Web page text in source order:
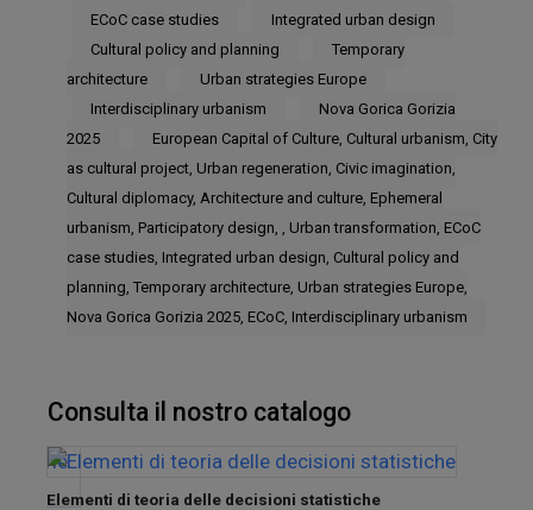
ECoC case studies
Integrated urban design
Cultural policy and planning
Temporary
architecture
Urban strategies Europe
Interdisciplinary urbanism
Nova Gorica Gorizia
2025
European Capital of Culture, Cultural urbanism, City
as cultural project, Urban regeneration, Civic imagination,
Cultural diplomacy, Architecture and culture, Ephemeral
urbanism, Participatory design, , Urban transformation, ECoC
case studies, Integrated urban design, Cultural policy and
planning, Temporary architecture, Urban strategies Europe,
Nova Gorica Gorizia 2025, ECoC, Interdisciplinary urbanism
Consulta il nostro catalogo
Elementi di teoria delle decisioni statistiche